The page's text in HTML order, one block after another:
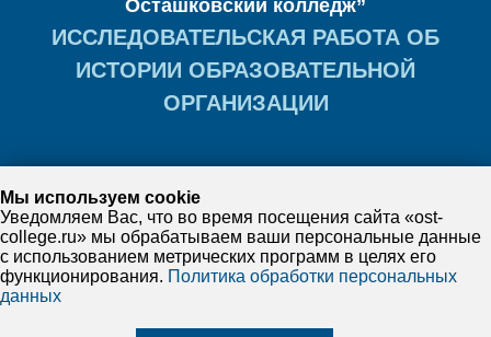
Осташковский колледж”
ИССЛЕДОВАТЕЛЬСКАЯ РАБОТА ОБ
ИСТОРИИ ОБРАЗОВАТЕЛЬНОЙ
ОРГАНИЗАЦИИ
Мы используем cookie
Уведомляем Вас, что во время посещения сайта «ost-
college.ru» мы обрабатываем ваши персональные данные
с использованием метрических программ в целях его
функционирования. Политика обработки персональных
данных